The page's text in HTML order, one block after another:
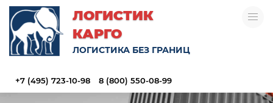
ЛОГИСТИК
КАРГО
ЛОГИСТИКА БЕЗ ГРАНИЦ
+7 (495) 723-10-98 8 (800) 550-08-99